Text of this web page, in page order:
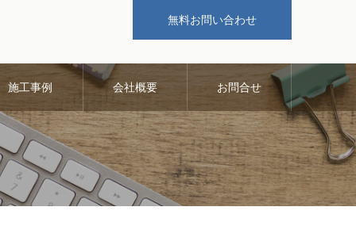
無料お問い合わせ
施工事例 会社概要 お問合せ